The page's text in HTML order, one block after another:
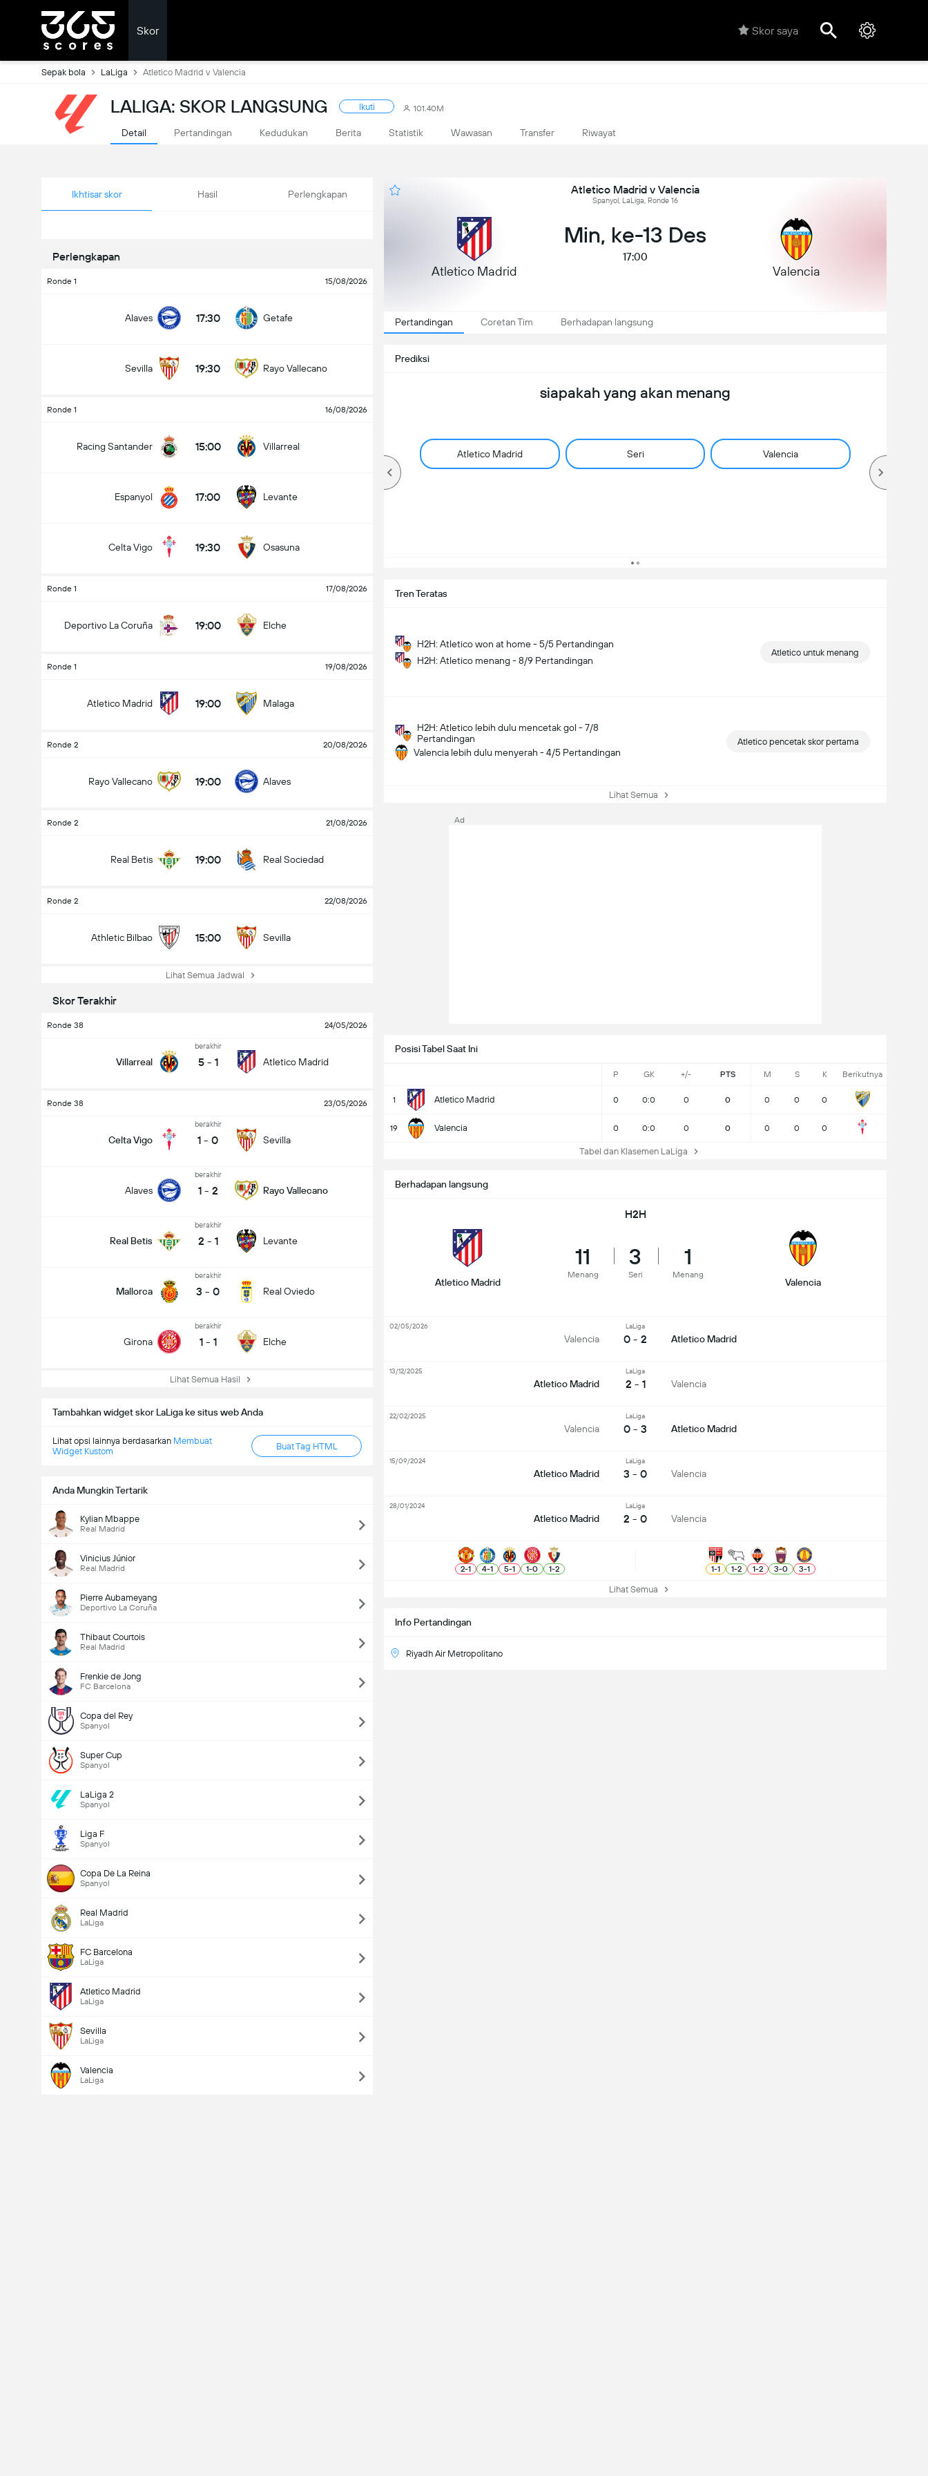
Skor Skor saya
Sepak bola LaLiga Atletico Madrid v Valencia
LALIGA: SKOR LANGSUNG Ikuti 101.40M
Detail Pertandingan Kedudukan Berita Statistik Wawasan Transfer Riwayat
Ikhtisar skor Hasil Perlengkapan
Perlengkapan
Ronde 1 15/08/2026
Alaves 17:30 Getafe
Sevilla 19:30 Rayo Vallecano
Ronde 1 16/08/2026
Racing Santander 15:00 Villarreal
Espanyol 17:00 Levante
Celta Vigo 19:30 Osasuna
Ronde 1 17/08/2026
Deportivo La Coruña 19:00 Elche
Ronde 1 19/08/2026
Atletico Madrid 19:00 Malaga
Ronde 2 20/08/2026
Rayo Vallecano 19:00 Alaves
Ronde 2 21/08/2026
Real Betis 19:00 Real Sociedad
Ronde 2 22/08/2026
Athletic Bilbao 15:00 Sevilla
Lihat Semua Jadwal
Skor Terakhir
Ronde 38 24/05/2026
Villarreal
berakhir
5 - 1 Atletico Madrid
Ronde 38 23/05/2026
Celta Vigo
berakhir
1 - 0 Sevilla
Alaves
berakhir
1 - 2 Rayo Vallecano
Real Betis
berakhir
2 - 1 Levante
Mallorca
berakhir
3 - 0 Real Oviedo
Girona
berakhir
1 - 1 Elche
Lihat Semua Hasil
Tambahkan widget skor LaLiga ke situs web Anda
Lihat opsi lainnya berdasarkan Membuat
Widget Kustom
Buat Tag HTML
Anda Mungkin Tertarik
Kylian Mbappe
Real Madrid
Vinicius Júnior
Real Madrid
Pierre Aubameyang
Deportivo La Coruña
Thibaut Courtois
Real Madrid
Frenkie de Jong
FC Barcelona
Copa del Rey
Spanyol
Super Cup
Spanyol
LaLiga 2
Spanyol
Liga F
Spanyol
Copa De La Reina
Spanyol
Real Madrid
LaLiga
FC Barcelona
LaLiga
Atletico Madrid
LaLiga
Sevilla
LaLiga
Valencia
LaLiga
Atletico Madrid v Valencia
Spanyol, LaLiga, Ronde 16
Atletico Madrid
Min, ke-13 Des
17:00
Valencia
Pertandingan Coretan Tim Berhadapan langsung
Prediksi
siapakah yang akan menang
Atletico Madrid Seri Valencia
lebih
Tren Teratas
H2H: Atletico won at home - 5/5 Pertandingan
H2H: Atletico menang - 8/9 Pertandingan
Atletico untuk menang
H2H: Atletico lebih dulu mencetak gol - 7/8
Pertandingan
Valencia lebih dulu menyerah - 4/5 Pertandingan
Atletico pencetak skor pertama
Lihat Semua
Posisi Tabel Saat Ini
P GK +/- PTS M S K Berikutnya
1 Atletico Madrid 0 0:0 0 0 0 0 0
19 Valencia 0 0:0 0 0 0 0 0
Tabel dan Klasemen LaLiga
Info Pertandingan
Riyadh Air Metropolitano
Berhadapan langsung
H2H
Atletico Madrid
11
Menang
3
Seri
1
Menang
Valencia
Valencia
LaLiga
0 - 2 Atletico Madrid
02/05/2026
Atletico Madrid
LaLiga
2 - 1 Valencia
13/12/2025
Valencia
LaLiga
0 - 3 Atletico Madrid
22/02/2025
Atletico Madrid
LaLiga
3 - 0 Valencia
15/09/2024
Atletico Madrid
LaLiga
2 - 0 Valencia
28/01/2024
2-1 4-1 5-1 1-0 1-2 1-1 1-2 1-2 3-0 3-1
Lihat Semua
Ad